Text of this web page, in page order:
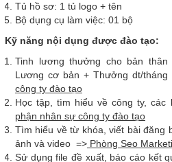
Tủ hồ sơ: 1 tủ logo + tên
Bộ dụng cụ làm việc: 01 bộ
Kỹ năng nội dụng được đào tạo:
Tinh lương thưởng cho bản
Lương cơ bản + Thưởng dt/tháng
công ty đào tạo
Học tập, tìm hiểu về công ty, các
phận nhân sự công ty đào tạo
Tìm hiểu về từ khóa, viết bài đăng
ảnh và video => Phòng Seo
Sử dụng file đề xuất, báo cáo kết